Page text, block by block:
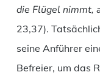
die Flügel nimmt,
23,37).
seine Anführer
Befreier, um das